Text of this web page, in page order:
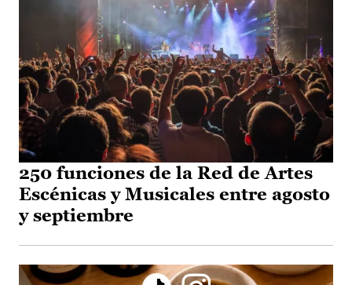
250 funciones de la Red de Artes
Escénicas y Musicales entre agosto
y septiembre